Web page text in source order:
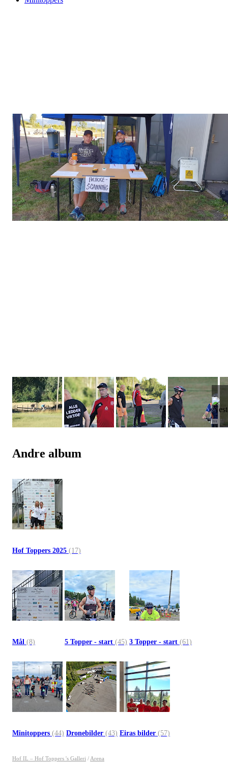
Andre album
Hof Toppers 2025 (17)
Mål (8) 5 Topper - start (45) 3 Topper - start (61)
Minitoppers (44) Dronebilder (43) Eiras bilder (57)
Hof IL – Hof Toppers 's Galleri / Arena